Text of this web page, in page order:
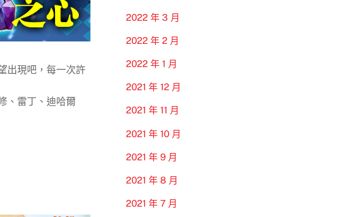
出現吧，每一次許
、雷丁、迪哈爾
2022 年 3 月
2022 年 2 月
2022 年 1 月
2021 年 12 月
2021 年 11 月
2021 年 10 月
2021 年 9 月
2021 年 8 月
2021 年 7 月